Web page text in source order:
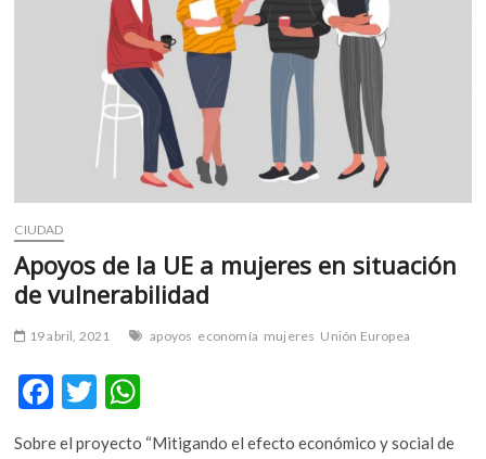
CIUDAD
Apoyos de la UE a mujeres en situación
de vulnerabilidad
19 abril, 2021 apoyos economía mujeres Unión Europea
F
ac
T
h
Sobre el proyecto “Mitigando el efecto económico y social de